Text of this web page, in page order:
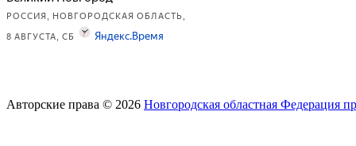
Авторские права © 2026 Новгородская областная Федерация